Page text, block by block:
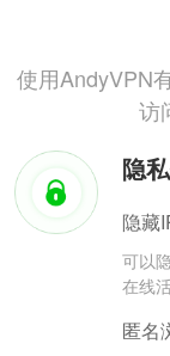
使用AndyVPN
访
隐
隐藏
可以
在线
匿名